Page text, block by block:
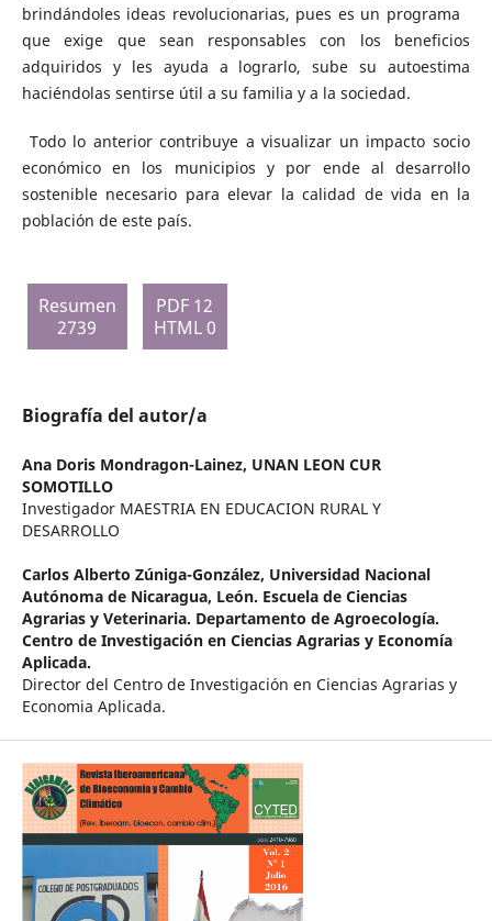
brindándoles ideas revolucionarias, pues es un programa
que exige que sean responsables con los beneficios
adquiridos y les ayuda a lograrlo, sube su autoestima
haciéndolas sentirse útil a su familia y a la sociedad.
Todo lo anterior contribuye a visualizar un impacto socio
económico en los municipios y por ende al desarrollo
sostenible necesario para elevar la calidad de vida en la
población de este país.
Resumen
2739
PDF 12
HTML 0
Biografía del autor/a
Ana Doris Mondragon-Lainez, UNAN LEON CUR
SOMOTILLO
Investigador MAESTRIA EN EDUCACION RURAL Y
DESARROLLO
Carlos Alberto Zúniga-González, Universidad Nacional
Autónoma de Nicaragua, León. Escuela de Ciencias
Agrarias y Veterinaria. Departamento de Agroecología.
Centro de Investigación en Ciencias Agrarias y Economía
Aplicada.
Director del Centro de Investigación en Ciencias Agrarias y
Economia Aplicada.